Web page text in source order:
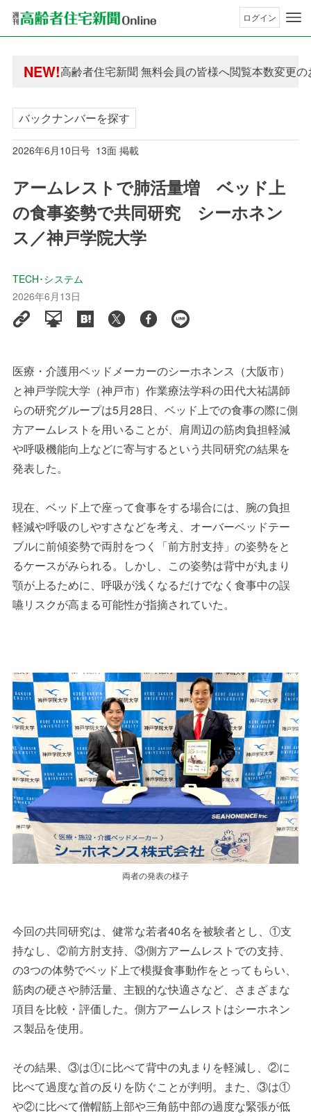
ログイン
NEW!高齢者住宅新聞 無料会員の皆様へ閲覧本数変更
高齢者住宅新聞 無料会員の皆様へ閲覧本数変更
バックナンバーを探す
2026年6月10日号 13面 掲載
アームレストで肺活量増 ベッド上
の食事姿勢で共同研究 シーホネン
ス／神戸学院大学
TECH･システム
2026年6月13日
医療・介護用ベッドメーカーのシーホネンス（大阪市）
と神戸学院大学（神戸市）作業療法学科の田代大祐講師
らの研究グループは5月28日、ベッド上での食事の際に側
方アームレストを用いることが、肩周辺の筋肉負担軽減
や呼吸機能向上などに寄与するという共同研究の結果を
発表した。
現在、ベッド上で座って食事をする場合には、腕の負担
軽減や呼吸のしやすさなどを考え、オーバーベッドテー
ブルに前傾姿勢で両肘をつく「前方肘支持」の姿勢をと
るケースがみられる。しかし、この姿勢は背中が丸まり
顎が上るために、呼吸が浅くなるだけでなく食事中の誤
嚥リスクが高まる可能性が指摘されていた。
両者の発表の様子
今回の共同研究は、健常な若者40名を被験者とし、①支
持なし、②前方肘支持、③側方アームレストでの支持、
の3つの体勢でベッド上で模擬食事動作をとってもらい、
筋肉の硬さや肺活量、主観的な快適さなど、さまざまな
項目を比較・評価した。側方アームレストはシーホネン
ス製品を使用。
その結果、③は①に比べて背中の丸まりを軽減し、②に
比べて過度な首の反りを防ぐことが判明。また、③は①
や②に比べて僧帽筋上部や三角筋中部の過度な緊張が低